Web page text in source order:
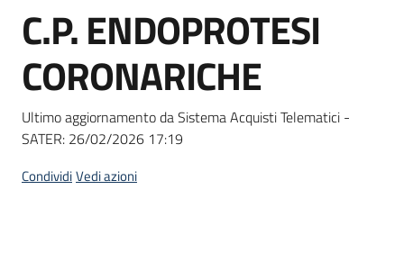
Bandi
strumenti
acquisto
Salta al contenuto
C.P. ENDOPROTESI
CORONARICHE
Ultimo aggiornamento da Sistema Acquisti Telematici -
SATER: 26/02/2026 17:19
CondividiVedi azioni